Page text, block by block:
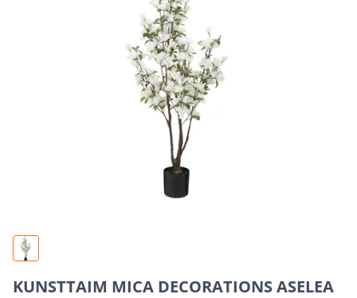
KUNSTTAIM MICA DECORATIONS ASELEA